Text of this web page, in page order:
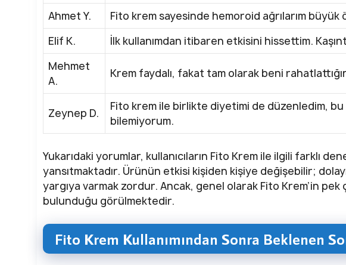
Ahmet Y.
Fito krem sayesinde hemoroid ağrılarım büyük
Elif K.
İlk kullanımdan itibaren etkisini hissettim.
Mehmet
A.
Krem faydalı, fakat tam olarak beni
Zeynep D.
Fito krem ile birlikte diyetimi de düzenledim,
bilemiyorum.
Yukarıdaki yorumlar, kullanıcıların Fito Krem ile ilgili farklı
yansıtmaktadır. Ürünün etkisi kişiden kişiye değişebilir;
yargıya varmak zordur. Ancak, genel olarak Fito Krem’in pek
bulunduğu görülmektedir.
Fito Krem Kullanımından Sonra Beklenen